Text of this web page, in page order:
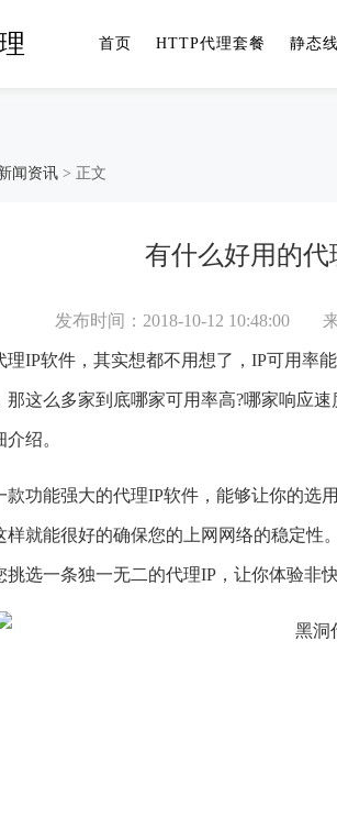
首页 HTTP代理套餐 静态
闻资讯 > 正文
有什么好用的代
发布时间：2018-10-12 10:48:00
理IP软件，其实想都不用想了，IP可用率
那这么多家到底哪家可用率高?哪家响应
绍。
款功能强大的代理IP软件，能够让你的选
样就能很好的确保您的上网网络的稳定
挑选一条独一无二的代理IP，让你体验非